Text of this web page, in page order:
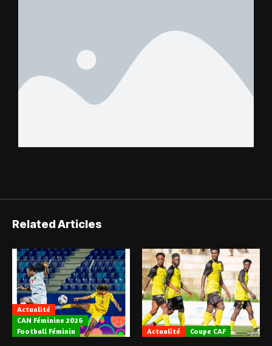
Related Articles
Actualité
CAN Féminine 2026
Football Féminin
Actualité Coupe CAF